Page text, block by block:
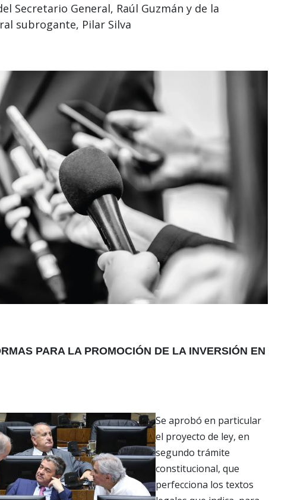
Secretario General, Raúl Guzmán y de la
subrogante, Pilar Silva
PARA LA PROMOCIÓN DE LA INVERSIÓN EN
Se aprobó en particular
el proyecto de ley, en
segundo trámite
constitucional, que
perfecciona los textos